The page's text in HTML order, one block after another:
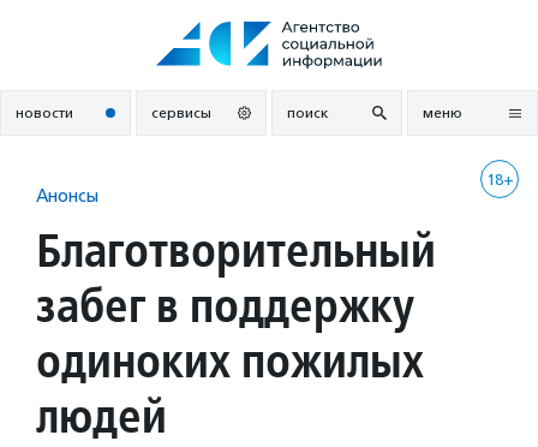
новости сервисы поиск меню
18+
Анонсы
Благотворительный
забег в поддержку
одиноких пожилых
людей